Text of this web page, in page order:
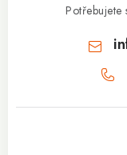
Potřebujete